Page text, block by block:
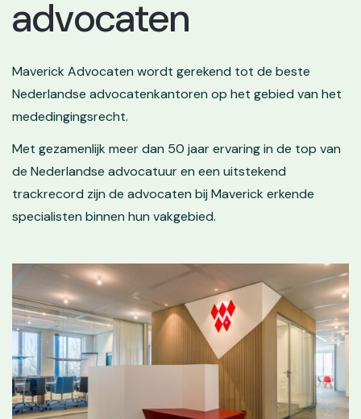
advocaten
Maverick Advocaten wordt gerekend tot de beste
Nederlandse advocatenkantoren op het gebied van het
mededingingsrecht.
Met gezamenlijk meer dan 50 jaar ervaring in de top van
de Nederlandse advocatuur en een uitstekend
trackrecord zijn de advocaten bij Maverick erkende
specialisten binnen hun vakgebied.